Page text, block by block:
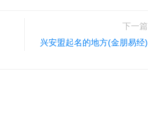
下一篇
兴安盟起名的地方(金朋易经)